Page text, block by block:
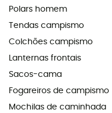
Polars homem
Tendas campismo
Colchões campismo
Lanternas frontais
Sacos-cama
Fogareiros de campismo
Mochilas de caminhada